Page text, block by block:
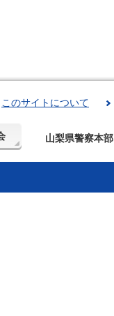
このサイトについて
山梨県警察本部